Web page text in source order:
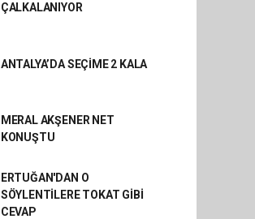
ÇALKALANIYOR
ANTALYA’DA SEÇİME 2 KALA
MERAL AKŞENER NET
KONUŞTU
ERTUĞAN'DAN O
SÖYLENTİLERE TOKAT GİBİ
CEVAP